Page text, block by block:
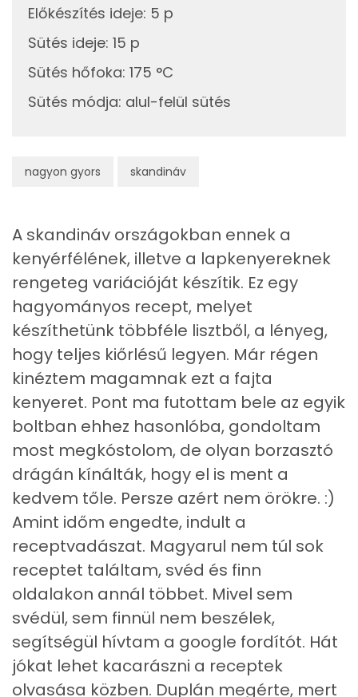
nagyon gyors skandináv
Zsír
Összesen
Telített zsírsav
Többszörösen telítetlen zsírsav
Ásványi anyagok
Összesen
Cink
4 mg
Szelén
Vas
5 mg
Magnézium
147 mg
Foszfor
Nátrium
Réz
1 mg
Mangán
4 mg
Szénhidrát
Előkészítés ideje: 5 p
Sütés ideje: 15 p
Sütés hőfoka: 175 °C
Sütés módja: alul-felül sütés
A skandináv országokban ennek a
kenyérfélének, illetve a lapkenyereknek
rengeteg variációját készítik. Ez egy
hagyományos recept, melyet
készíthetünk többféle lisztből, a lényeg,
hogy teljes kiőrlésű legyen. Már régen
kinéztem magamnak ezt a fajta
kenyeret. Pont ma futottam bele az egyik
boltban ehhez hasonlóba, gondoltam
most megkóstolom, de olyan borzasztó
drágán kínálták, hogy el is ment a
kedvem tőle. Persze azért nem örökre. :)
Amint időm engedte, indult a
receptvadászat. Magyarul nem túl sok
receptet találtam, svéd és finn
oldalakon annál többet. Mivel sem
svédül, sem finnül nem beszélek,
segítségül hívtam a google fordítót. Hát
jókat lehet kacarászni a receptek
olvasása közben. Duplán megérte, mert